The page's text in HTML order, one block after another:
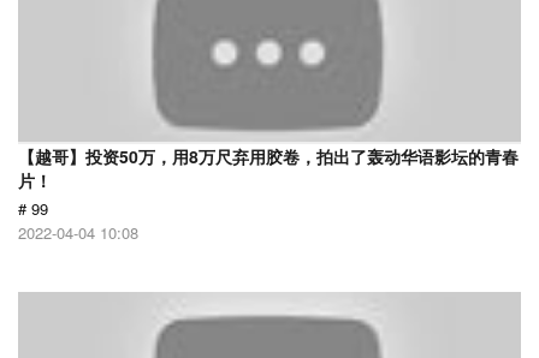
【越哥】投资50万，用8万尺弃用胶卷，拍出了轰动华语影坛的青春
片！
# 99
2022-04-04 10:08